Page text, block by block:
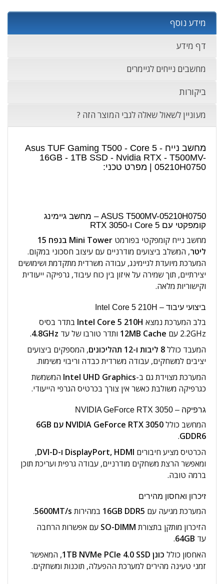
מידע נוסף
דף מידע
מחשבים נייחים לגיימרים
ביקורות
מעוניין לשאול שאלה לגבי המוצר הזה ?
מחשב נייח Asus TUF Gaming T500 - Core 5 -
16GB - 1TB SSD - Nvidia RTX - T500MV-
05210H0750 | מפרט טכני:
ASUS T500MV-05210H0750 – מחשב גיימינג
קומפקטי עם Core 5 ו-RTX 3050
מחשב נייח קומפקטי בפורמט
Mini Tower בנפח 15
ליטר, המשלב ביצועים מודרניים עם עיצוב חסכוני במקום.
המערכת מיועדת לגיימינג, עבודה משרדית מתקדמת ושימושים
יצירתיים, תוך שמירה על איזון בין כוח עיבוד, גרפיקה ייעודית
וקישוריות מלאה.
ביצועי עיבוד – Intel Core 5 210H
בלב המערכת נמצא Intel Core 5 210H בתדר בסיס
‎2.2GHz‎ עם
12MB Cache ותדר טורבו של עד 4.8GHz
.
המעבד כולל8 ליבות ו-12 תהליכונים
, המספקים ביצועים
יציבים למשחקים, עבודה משרדית כבדה וריבוי משימות.
המערכת מצוידת גם ב-Intel UHD Graphics המשמשת
כגרפיקה משולבת כאשר אין צורך בכרטיס הגרפי הייעודי.
גרפיקה – NVIDIA GeForce RTX 3050
המחשב כולל
NVIDIA GeForce RTX 3050 עם ‎6GB
GDDR6
.
הכרטיס מציע חיבורים DisplayPort, HDMI ו-DVI-D
,
ומאפשר הרצת משחקים מודרניים, עבודה גרפית ועריכת תוכן
ברמה טובה.
זיכרון ואחסון מהירים
המערכת מגיעה עם 16GB DDR5 במהירות 5600MT/s
.
הזיכרון מותקן בתצורת SO-DIMM עם אפשרות הרחבה
עד 64GB
.
האחסון כולל כונן ‎1TB NVMe PCIe 4.0 SSD
, המאפשר
זמני טעינה מהירים למערכת ההפעלה, תוכנות ומשחקים.